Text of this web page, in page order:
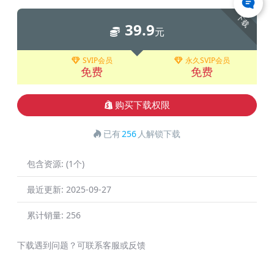
下载
39.9元
SVIP会员
免费
永久SVIP会员
免费
购买下载权限
已有256 人解锁下载
包含资源: (1个)
最近更新: 2025-09-27
累计销量: 256
下载遇到问题？可联系客服或反馈